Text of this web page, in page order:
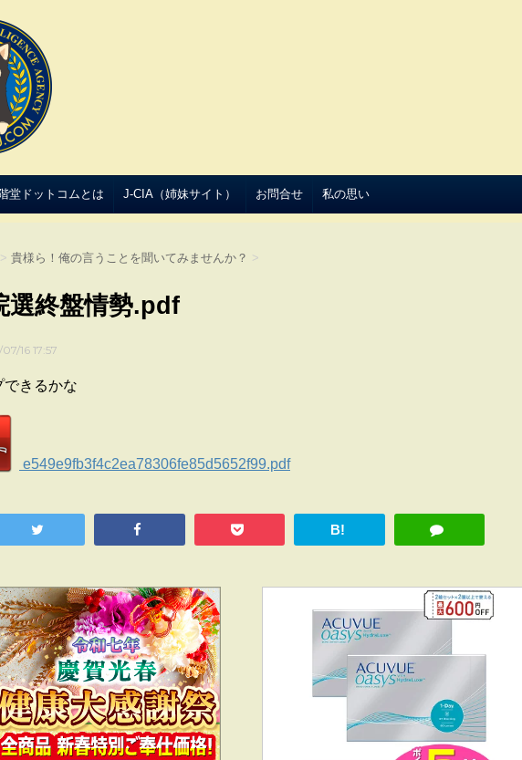
堂ドットコムとは J-CIA（姉妹サイト） お問合せ 私の思い
> 貴様ら！俺の言うことを聞いてみませんか？ >
選終盤情勢.pdf
16 17:57
できるかな
e549e9fb3f4c2ea78306fe85d5652f99.pdf
B!